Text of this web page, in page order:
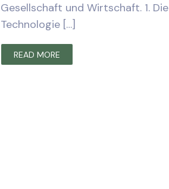
Gesellschaft und Wirtschaft. 1. Die
Technologie […]
READ MORE